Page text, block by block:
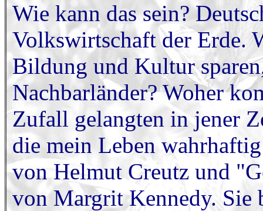
Wie kann das sein?
Volkswirtschaft der Erde.
Bildung und Kultur
Nachbarländer? Woher
Zufall gelangten in jener
die mein Leben
von Helmut Creutz und
von Margrit Kennedy. Sie